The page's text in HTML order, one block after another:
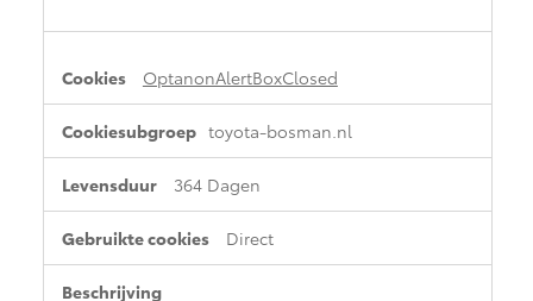
Vanaf € 46.301,- Vanaf € 56.570,-
Land Cruiser (excl. BTW)
OptanonAlertBoxClosed
toyota-bosman.nl
364 Dagen
Direct